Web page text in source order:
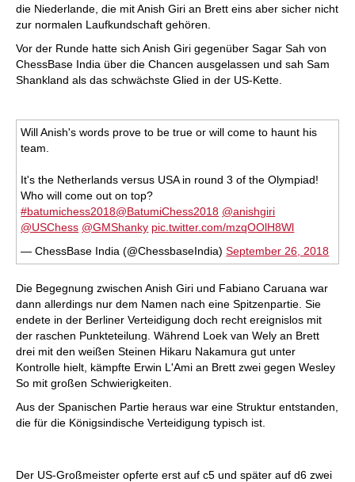
die Niederlande, die mit Anish Giri an Brett eins aber sicher nicht
zur normalen Laufkundschaft gehören.
Vor der Runde hatte sich Anish Giri gegenüber Sagar Sah von
ChessBase India über die Chancen ausgelassen und sah Sam
Shankland als das schwächste Glied in der US-Kette.
Will Anish's words prove to be true or will come to haunt his
team.
It's the Netherlands versus USA in round 3 of the Olympiad!
Who will come out on top?
#batumichess2018@BatumiChess2018 @anishgiri
@USChess @GMShanky pic.twitter.com/mzqOOlH8Wl
— ChessBase India (@ChessbaseIndia)September 26, 2018
Die Begegnung zwischen Anish Giri und Fabiano Caruana war
dann allerdings nur dem Namen nach eine Spitzenpartie. Sie
endete in der Berliner Verteidigung doch recht ereignislos mit
der raschen Punkteteilung. Während Loek van Wely an Brett
drei mit den weißen Steinen Hikaru Nakamura gut unter
Kontrolle hielt, kämpfte Erwin L'Ami an Brett zwei gegen Wesley
So mit großen Schwierigkeiten.
Aus der Spanischen Partie heraus war eine Struktur entstanden,
die für die Königsindische Verteidigung typisch ist.
Der US-Großmeister opferte erst auf c5 und später auf d6 zwei